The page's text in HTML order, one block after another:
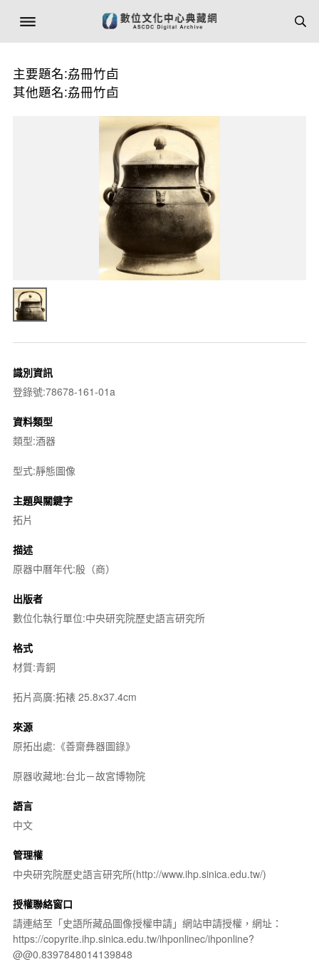
主要題名:劦冊竹卣
其他題名:劦冊竹卣
識別資訊
登錄號:78678-161-01a
資料類型
類型:酒器
型式:靜態圖像
主題與關鍵字
拓片
描述
原器中曆年代:殷（商）
出版者
數位化執行單位:中央研究院歷史語言研究所
格式
材質:青銅
拓片高廣:拓裱 25.8x37.4cm
來源
原拓出處:《善齋彝器圖錄》
原器收藏地:台北－故宮博物院
語言
中文
管理權
中央研究院歷史語言研究所(http://www.ihp.sinica.edu.tw/)
授權聯絡窗口
請連結至「史語所藏品圖像授權申請」網站申請授權，網址：
https://copyrite.ihp.sinica.edu.tw/ihponlinec/ihponline?
@@0.8397848014139848